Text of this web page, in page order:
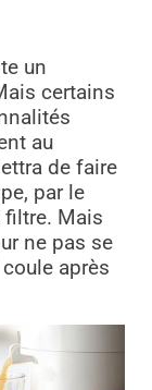
un
certains
au
de faire
par le
filtre. Mais
ne pas se
après